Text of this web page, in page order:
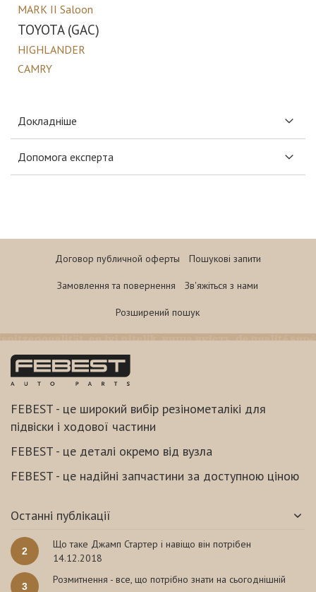
MARK II Saloon
TOYOTA (GAC)
HIGHLANDER
CAMRY
Докладніше
Допомога експерта
Договор публичной оферты Пошукові запити
Замовлення та повернення Зв'яжіться з нами
Розширений пошук
FEBEST - це широкий вибір резінометалікі для
підвіски і ходової частини
FEBEST - це деталі окремо від вузла
FEBEST - це надійні запчастини за доступною ціною
Останні публікації
2
Що таке Джамп Стартер і навіщо він потрібен
14.12.2018
3
Розмитнення - все, що потрібно знати на сьогоднішній